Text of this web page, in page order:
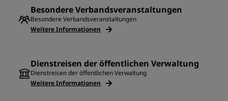
Besondere Verbandsveranstaltungen
Besondere Verbandsveranstaltungen
Weitere Informationen
Dienstreisen der öffentlichen Verwaltung
Dienstreisen der öffentlichen Verwaltung
Weitere Informationen